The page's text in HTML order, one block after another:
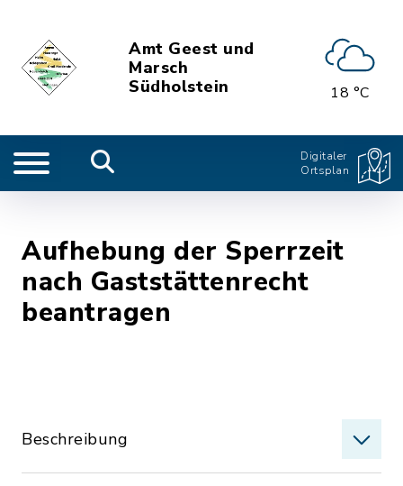
Amt Geest und
Marsch
Südholstein
18 °C
Digitaler
Ortsplan
Aufhebung der Sperrzeit
nach Gaststättenrecht
beantragen
Beschreibung